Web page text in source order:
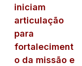
iniciam
articulação
para
fortaleciment
o da missão e